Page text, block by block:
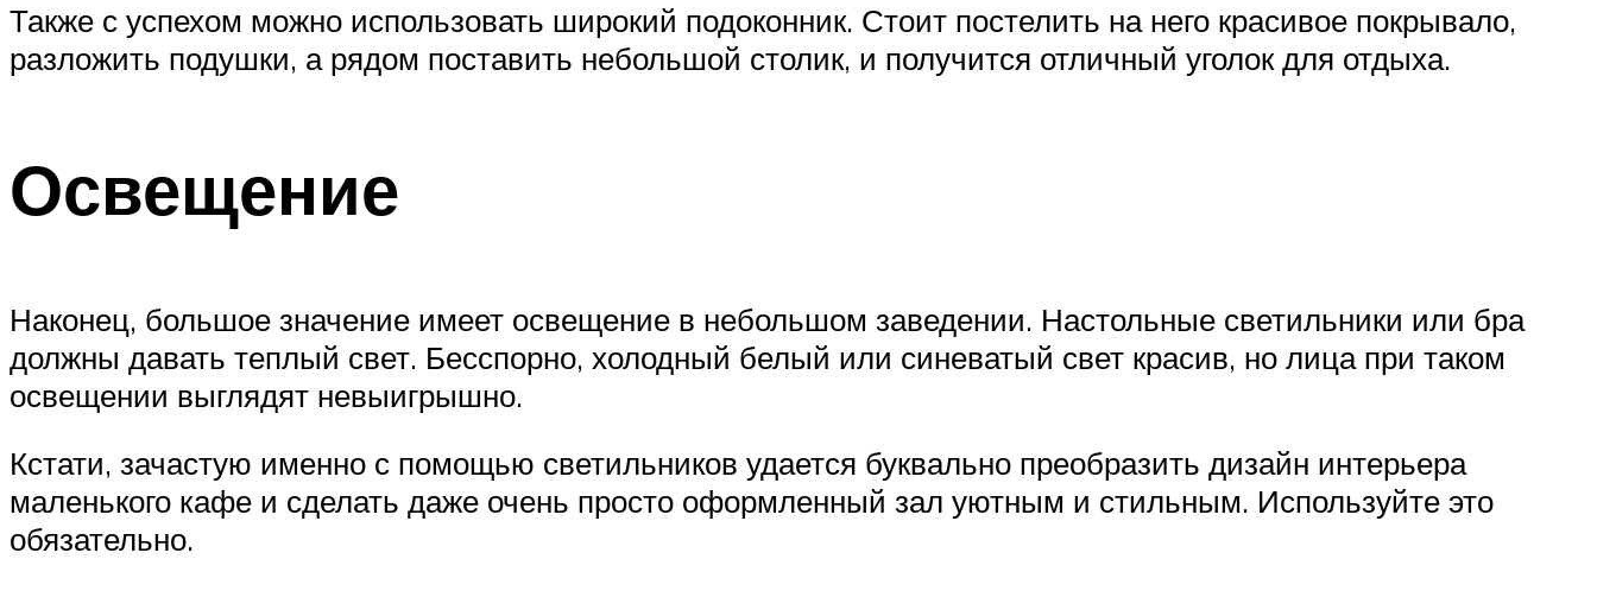
Также с успехом можно использовать широкий подоконник. Стоит постелить на него красивое покрывало,
разложить подушки, а рядом поставить небольшой столик, и получится отличный уголок для отдыха.
Освещение
Наконец, большое значение имеет освещение в небольшом заведении. Настольные светильники или бра
должны давать теплый свет. Бесспорно, холодный белый или синеватый свет красив, но лица при таком
освещении выглядят невыигрышно.
Кстати, зачастую именно с помощью светильников удается буквально преобразить дизайн интерьера
маленького кафе и сделать даже очень просто оформленный зал уютным и стильным. Используйте это
обязательно.